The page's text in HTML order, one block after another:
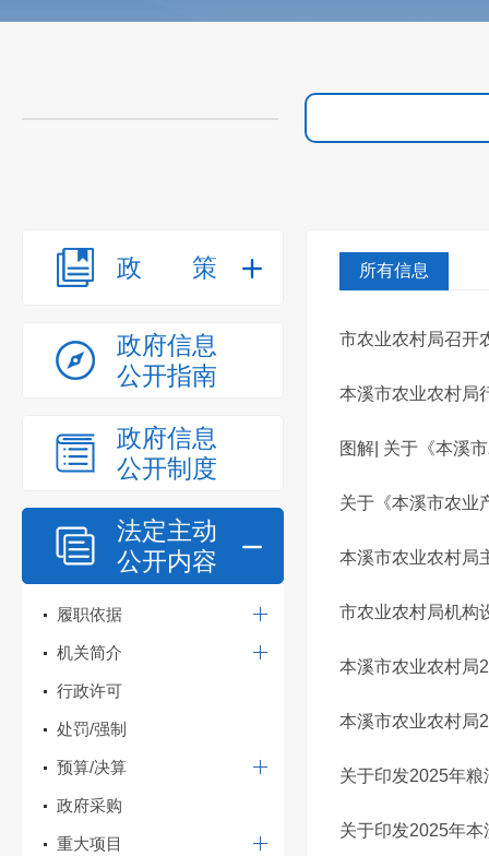
政策
政府信息
公开指南
政府信息
公开制度
法定主动
公开内容
履职依据
机关简介
行政许可
处罚/强制
预算/决算
政府采购
重大项目
所有信息
市农业农村局召开
本溪市农业农村局
图解| 关于《本溪
关于《本溪市农业
本溪市农业农村局
市农业农村局机构
本溪市农业农村局
本溪市农业农村局
关于印发2025年
关于印发2025年